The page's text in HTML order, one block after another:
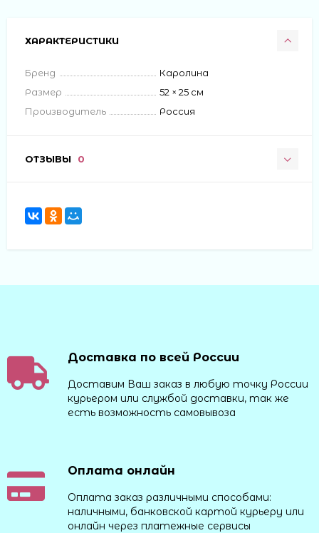
ХАРАКТЕРИСТИКИ
Бренд
Каролина
Размер
52 × 25 см
Производитель
Россия
ОТЗЫВЫ 0
Доставка по всей России
Доставим Ваш заказ в любую точку России
курьером или службой доставки, так же
есть возможность самовывоза
Оплата онлайн
Оплата заказ различными способами:
наличными, банковской картой курьеру или
онлайн через платежные сервисы